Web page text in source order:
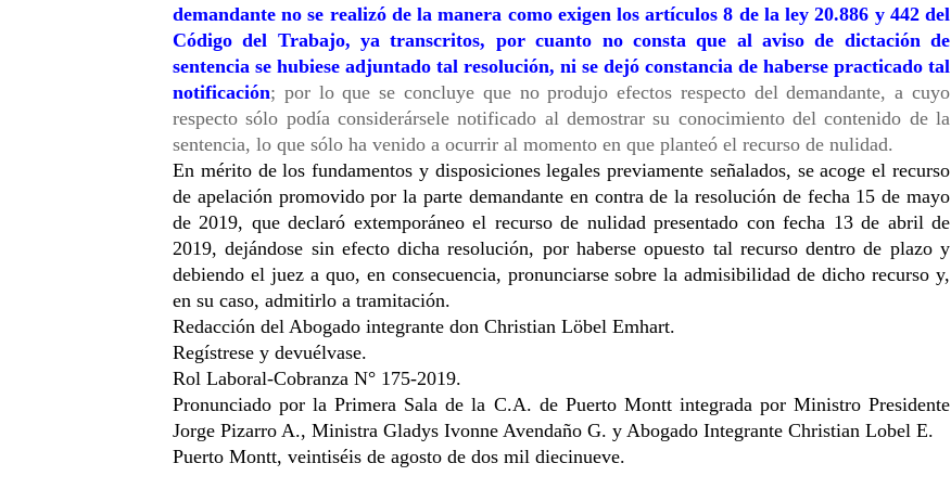
demandante no se realizó de la manera como exigen los artículos 8 de la ley 20.886 y 442 del
Código del Trabajo, ya transcritos, por cuanto no consta que al aviso de dictación de
sentencia se hubiese adjuntado tal resolución, ni se dejó constancia de haberse practicado tal
notificación; por lo que se concluye que no produjo efectos respecto del demandante, a cuyo
respecto sólo podía considerársele notificado al demostrar su conocimiento del contenido de la
sentencia, lo que sólo ha venido a ocurrir al momento en que planteó el recurso de nulidad.
En mérito de los fundamentos y disposiciones legales previamente señalados, se acoge el recurso
de apelación promovido por la parte demandante en contra de la resolución de fecha 15 de mayo
de 2019, que declaró extemporáneo el recurso de nulidad presentado con fecha 13 de abril de
2019, dejándose sin efecto dicha resolución, por haberse opuesto tal recurso dentro de plazo y
debiendo el juez a quo, en consecuencia, pronunciarse sobre la admisibilidad de dicho recurso y,
en su caso, admitirlo a tramitación.
Redacción del Abogado integrante don Christian Löbel Emhart.
Regístrese y devuélvase.
Rol Laboral-Cobranza N° 175-2019.
Pronunciado por la Primera Sala de la C.A. de Puerto Montt integrada por Ministro Presidente
Jorge Pizarro A., Ministra Gladys Ivonne Avendaño G. y Abogado Integrante Christian Lobel E.
Puerto Montt, veintiséis de agosto de dos mil diecinueve.